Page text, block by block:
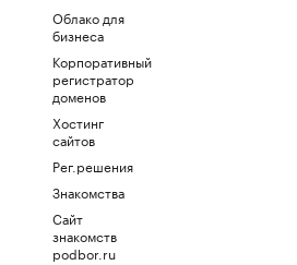
Облако для
бизнеса
Корпоративный
регистратор
доменов
Хостинг
сайтов
Рег.решения
Знакомства
Сайт
знакомств
podbor.ru